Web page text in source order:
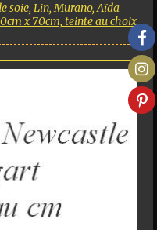
soie, Lin, Murano, Aïda
x 70cm, teinte au choix